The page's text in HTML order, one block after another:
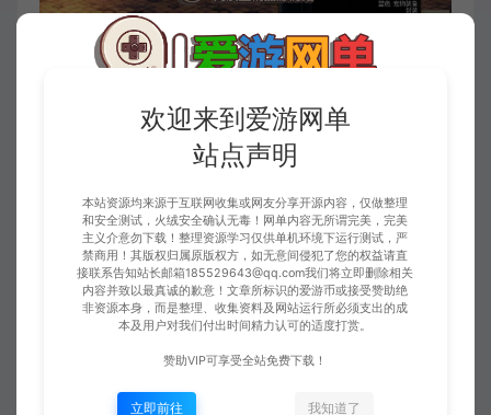
欢迎来到爱游网单
站点声明
本站资源均来源于互联网收集或网友分享开源内容，仅做整理
和安全测试，火绒安全确认无毒！网单内容无所谓完美，完美
主义介意勿下载！整理资源学习仅供单机环境下运行测试，严
禁商用！其版权归属原版权方，如无意间侵犯了您的权益请直
接联系告知站长邮箱185529643@qq.com我们将立即删除相关
内容并致以最真诚的歉意！文章所标识的爱游币或接受赞助绝
非资源本身，而是整理、收集资料及网站运行所必须支出的成
本及用户对我们付出时间精力认可的适度打赏。
赞助VIP可享受全站免费下载！
立即前往 我知道了